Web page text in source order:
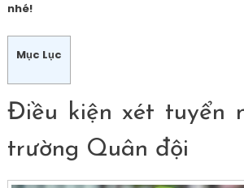
nhé!
Mục Lục
Điều kiện xét tuyển
trường Quân đội